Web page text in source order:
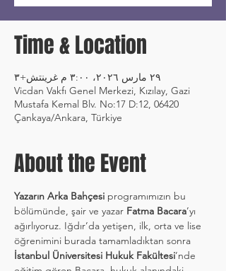
Time & Location
٢٩ مارس ٢٠٢٦، ٣:٠٠ م غرينتش+٣
Vicdan Vakfı Genel Merkezi, Kızılay, Gazi
Mustafa Kemal Blv. No:17 D:12, 06420
Çankaya/Ankara, Türkiye
About the Event
Yazarın Arka Bahçesi programımızın bu
bölümünde, şair ve yazar Fatma Bacara’yı
ağırlıyoruz. Iğdır’da yetişen, ilk, orta ve lise
öğrenimini burada tamamladıktan sonra
İstanbul Üniversitesi Hukuk Fakültesi’nde